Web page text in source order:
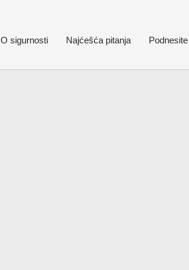
O sigurnosti Najćešća pitanja